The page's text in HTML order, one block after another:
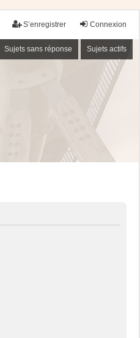
Connexion
S’enregistrer
Sujets sans réponse Sujets actifs